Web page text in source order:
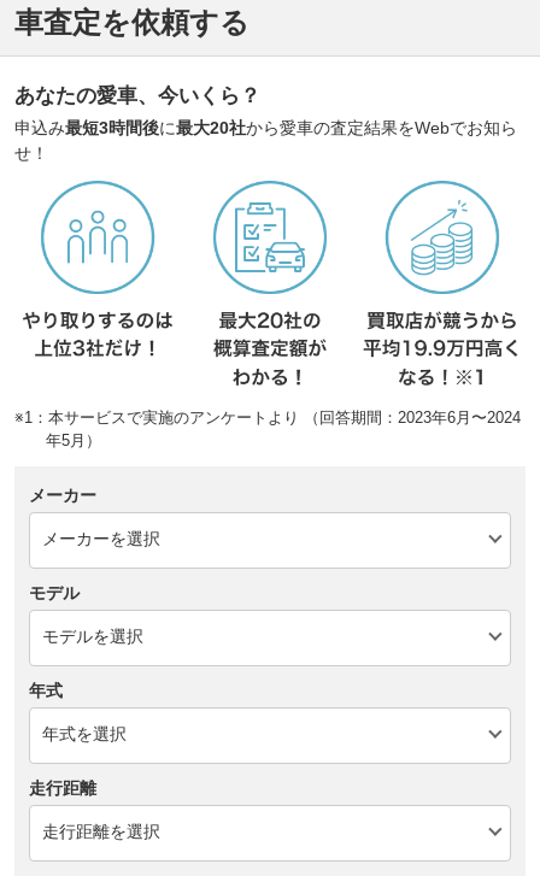
車査定を依頼する
あなたの愛車、今いくら？
申込み最短3時間後に最大20社から愛車の査定結果をWebでお知ら
せ！
※1：本サービスで実施のアンケートより （回答期間：2023年6月〜2024
年5月）
メーカー
モデル
年式
走行距離